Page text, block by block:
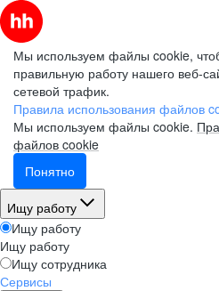
Мы используем файлы cookie,
правильную работу нашего веб-
сетевой трафик.
Правила использования файлов
Мы используем файлы cookie.
файлов cookie
Понятно
Ищу работу
Ищу работу
Ищу работу
Ищу сотрудника
Сервисы